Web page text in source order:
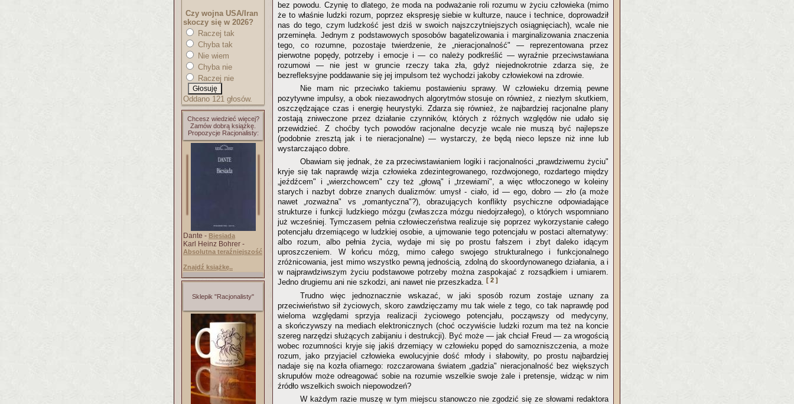
Czy wojna USA/Iran
skoczy się w 2026?
Raczej tak
Chyba tak
Nie wiem
Chyba nie
Raczej nie
Oddano 121 głosów.
Chcesz wiedzieć więcej?
Zamów dobrą książkę.
Propozycje Racjonalisty:
Dante - Biesiada
Karl Heinz Bohrer -
Absolutna teraźniejszość
Znajdź książkę..
Sklepik "Racjonalisty"
bez powodu. Czynię to dlatego, że moda na podważanie roli rozumu w życiu człowieka (mimo
że to właśnie ludzki rozum, poprzez ekspresję siebie w kulturze, nauce i technice, doprowadził
nas do tego, czym ludzkość jest dziś w swoich najszczytniejszych osiągnięciach), wcale nie
przeminęła. Jednym z podstawowych sposobów bagatelizowania i marginalizowania znaczenia
tego, co rozumne, pozostaje twierdzenie, że „nieracjonalność" — reprezentowana przez
pierwotne popędy, potrzeby i emocje i — co należy podkreślić — wyraźnie przeciwstawiana
rozumowi — nie jest w gruncie rzeczy taka zła, gdyż niejednokrotnie zdarza się, że
bezrefleksyjne poddawanie się jej impulsom też wychodzi jakoby człowiekowi na zdrowie.
Nie mam nic przeciwko takiemu postawieniu sprawy. W człowieku drzemią pewne
pozytywne impulsy, a obok niezawodnych algorytmów stosuje on również, z niezłym skutkiem,
oszczędzające czas i energię heurystyki. Zdarza się również, że najbardziej racjonalne plany
zostają zniweczone przez działanie czynników, których z różnych względów nie udało się
przewidzieć. Z choćby tych powodów racjonalne decyzje wcale nie muszą być najlepsze
(podobnie zresztą jak i te nieracjonalne) — wystarczy, że będą nieco lepsze niż inne lub
wystarczająco dobre.
Obawiam się jednak, że za przeciwstawianiem logiki i racjonalności „prawdziwemu życiu"
kryje się tak naprawdę wizja człowieka zdezintegrowanego, rozdwojonego, rozdartego między
„jeźdźcem" i „wierzchowcem" czy też „głową" i „trzewiami", a więc wtłoczonego w koleiny
starych i nazbyt dobrze znanych dualizmów: umysł - ciało, id — ego, dobro — zło (a może
nawet „rozważna" vs „romantyczna"?), obrazujących konflikty psychiczne odpowiadające
strukturze i funkcji ludzkiego mózgu (zwłaszcza mózgu niedojrzałego), o których wspomniano
już wcześniej. Tymczasem pełnia człowieczeństwa realizuje się poprzez wykorzystanie całego
potencjału drzemiącego w ludzkiej osobie, a ujmowanie tego potencjału w postaci alternatywy:
albo rozum, albo pełnia życia, wydaje mi się po prostu fałszem i zbyt daleko idącym
uproszczeniem. W końcu mózg, mimo całego swojego strukturalnego i funkcjonalnego
zróżnicowania, jest mimo wszystko pewną jednością, zdolną do skoordynowanego działania, a i
w najprawdziwszym życiu podstawowe potrzeby można zaspokajać z rozsądkiem i umiarem.
Jedno drugiemu ani nie szkodzi, ani nawet nie przeszkadza. [ 2 ]
Trudno więc jednoznacznie wskazać, w jaki sposób rozum zostaje uznany za
przeciwieństwo sił życiowych, skoro zawdzięczamy mu tak wiele z tego, co tak naprawdę pod
wieloma względami sprzyja realizacji życiowego potencjału, począwszy od medycyny,
a skończywszy na mediach elektronicznych (choć oczywiście ludzki rozum ma też na koncie
szereg narzędzi służących zabijaniu i destrukcji). Być może — jak chciał Freud — za wrogością
wobec rozumności kryje się jakiś drzemiący w człowieku popęd do samozniszczenia, a może
rozum, jako przyjaciel człowieka ewolucyjnie dość młody i słabowity, po prostu najbardziej
nadaje się na kozła ofiarnego: rozczarowana światem „gadzia" nieracjonalność bez większych
skrupułów może odreagować sobie na rozumie wszelkie swoje żale i pretensje, widząc w nim
źródło wszelkich swoich niepowodzeń?
W każdym razie muszę w tym miejscu stanowczo nie zgodzić się ze słowami redaktora